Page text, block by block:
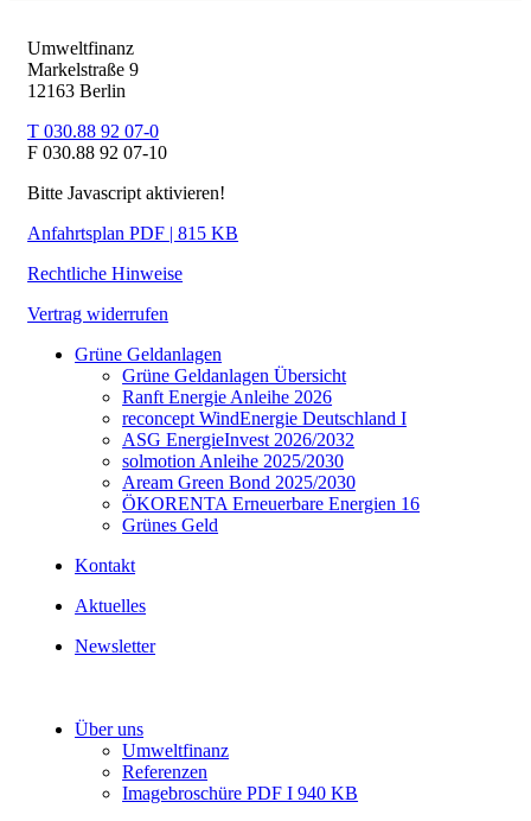
Umweltfinanz
Markelstraße 9
12163 Berlin
T 030.88 92 07-0
F 030.88 92 07-10
Bitte Javascript aktivieren!
Anfahrtsplan PDF | 815 KB
Rechtliche Hinweise
Vertrag widerrufen
Grüne Geldanlagen
Grüne Geldanlagen Übersicht
Ranft Energie Anleihe 2026
reconcept WindEnergie Deutschland I
ASG EnergieInvest 2026/2032
solmotion Anleihe 2025/2030
Aream Green Bond 2025/2030
ÖKORENTA Erneuerbare Energien 16
Grünes Geld
Kontakt
Aktuelles
Newsletter
Über uns
Umweltfinanz
Referenzen
Imagebroschüre PDF I 940 KB